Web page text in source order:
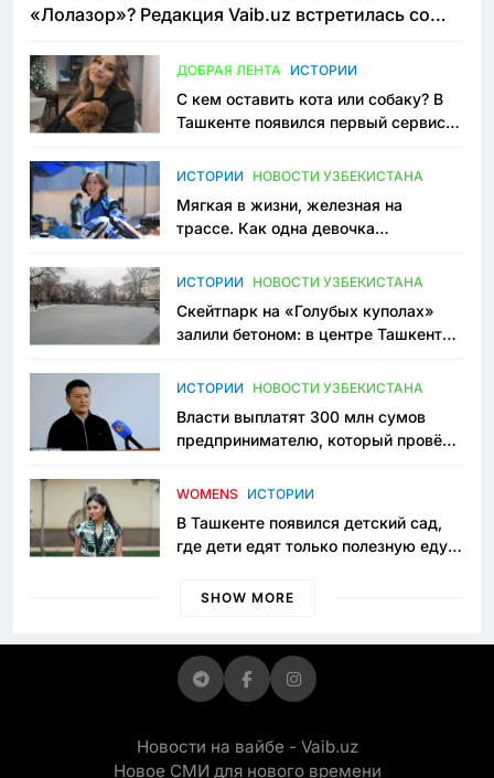
«Лолазор»? Редакция Vaib.uz встретилась со
ДОБРАЯ ЛЕНТА ИСТОРИИ
С кем оставить кота или собаку? В
Ташкенте появился первый сервис
ИСТОРИИ НОВОСТИ УЗБЕКИСТАНА
Мягкая в жизни, железная на
трассе. Как одна девочка
Узбекистане
ИСТОРИИ НОВОСТИ УЗБЕКИСТАНА
Скейтпарк на «Голубых куполах»
залили бетоном: в центре Ташкента
пространство
ИСТОРИИ НОВОСТИ УЗБЕКИСТАНА
Власти выплатят 300 млн сумов
предпринимателю, который провёл
приговору
WOMENS ИСТОРИИ
В Ташкенте появился детский сад,
где дети едят только полезную еду.
просить «кашу без сахара»
SHOW MORE
Новости на вайбе - Vaib.uz
Новое СМИ для нового времени